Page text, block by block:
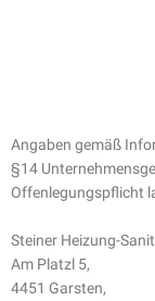
Angaben gemäß
§14
Offenlegungspflicht
Steiner Heizung-
Am Platzl 5,
4451 Garsten,